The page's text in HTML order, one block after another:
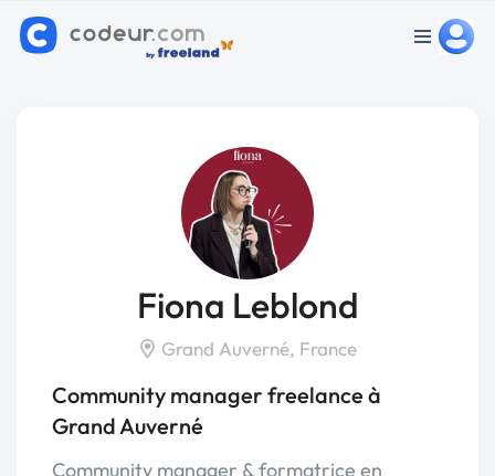
Fiona Leblond
Grand Auverné, France
Community manager freelance à
Grand Auverné
Community manager & formatrice en